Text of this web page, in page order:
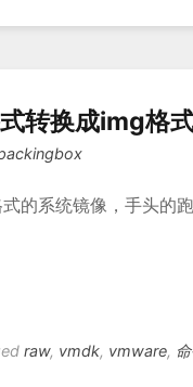
转换成img格
的系统镜像，手头的
raw, vmdk, vmware,